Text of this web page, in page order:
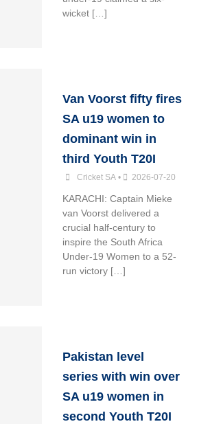
wicket […]
Van Voorst fifty fires
SA u19 women to
dominant win in
third Youth T20I
Cricket SA • 2026-07-20
KARACHI: Captain Mieke
van Voorst delivered a
crucial half-century to
inspire the South Africa
Under-19 Women to a 52-
run victory […]
Pakistan level
series with win over
SA u19 women in
second Youth T20I